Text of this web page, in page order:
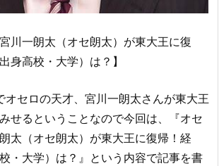
川一朗太（オセ朗太）が東大王に復
身高校・大学）は？】
オセロの天才、宮川一朗太さんが東大王
せるということなので今回は、『オセ
太（オセ朗太）が東大王に復帰！経
・大学）は？』という内容で記事を書